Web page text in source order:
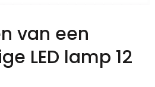
van een
LED lamp 12